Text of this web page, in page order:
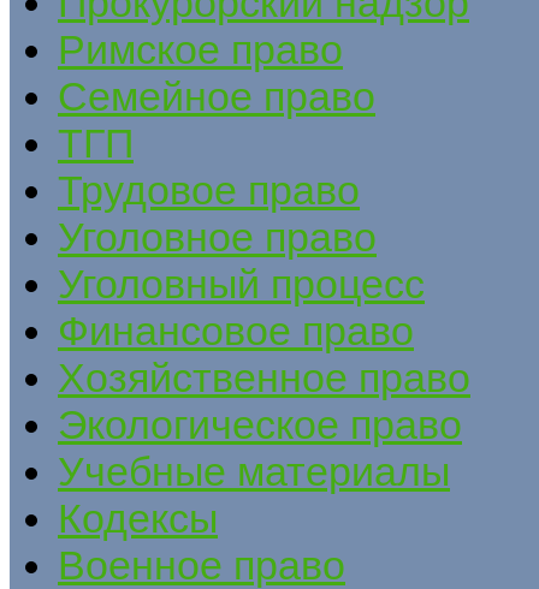
Римское право
Семейное право
ТГП
Трудовое право
Уголовное право
Уголовный процесс
Финансовое право
Хозяйственное право
Экологическое право
Учебные материалы
Кодексы
Военное право